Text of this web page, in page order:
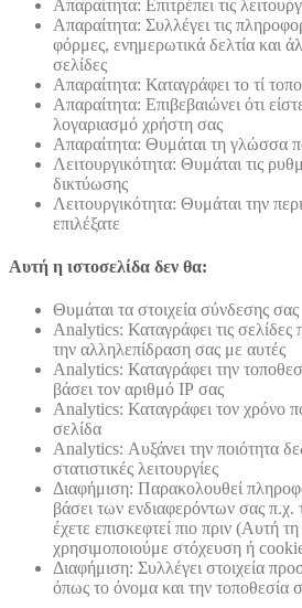
Απαραίτητα: Επιτρέπει τις
Απαραίτητα: Συλλέγει τις
φόρμες, ενημερωτικά δελτία και
σελίδες
Απαραίτητα: Καταγράφει το τί
Απαραίτητα: Επιβεβαιώνει ότι
λογαριασμό χρήστη σας
Απαραίτητα: Θυμάται τη γλώσσα
Λειτουργικότητα: Θυμάται τις
δικτύωσης
Λειτουργικότητα: Θυμάται την
επιλέξατε
Αυτή η ιστοσελίδα δεν θα:
Θυμάται τα στοιχεία σύνδεσης σας
Analytics: Καταγράφει τις σελίδες
την αλληλεπίδραση σας με αυτές
Analytics: Καταγράφει την
βάσει τον αριθμό ΙΡ σας
Analytics: Καταγράφει τον χρόνο
σελίδα
Analytics: Αυξάνει την ποιότητα
στατιστικές λειτουργίες
Διαφήμιση: Παρακολουθεί
βάσει των ενδιαφερόντων σας π.χ.
έχετε επισκεφτεί πιο πριν (Αυτή
χρησιμοποιούμε στόχευση ή
Διαφήμιση: Συλλέγει στοιχεία
όπως το όνομα και την τοποθεσία